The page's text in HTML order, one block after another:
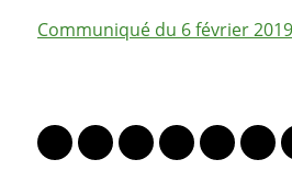
Communiqué du 6 février 2019
Lien vers le profil Mastodon
Lien vers le profil
Lien vers le profil
Lien vers le
Lien vers